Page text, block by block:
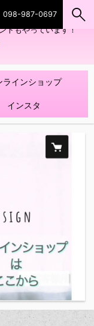
098-987-0697
イライトを使ったデザ
トもやっています！
ラインショップ
インスタ